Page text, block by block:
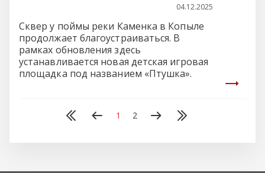
04.12.2025
Сквер у поймы реки Каменка в Копыле
продолжает благоустраиваться. В
рамках обновления здесь
устанавливается новая детская игровая
площадка под названием «Птушка».
1 2